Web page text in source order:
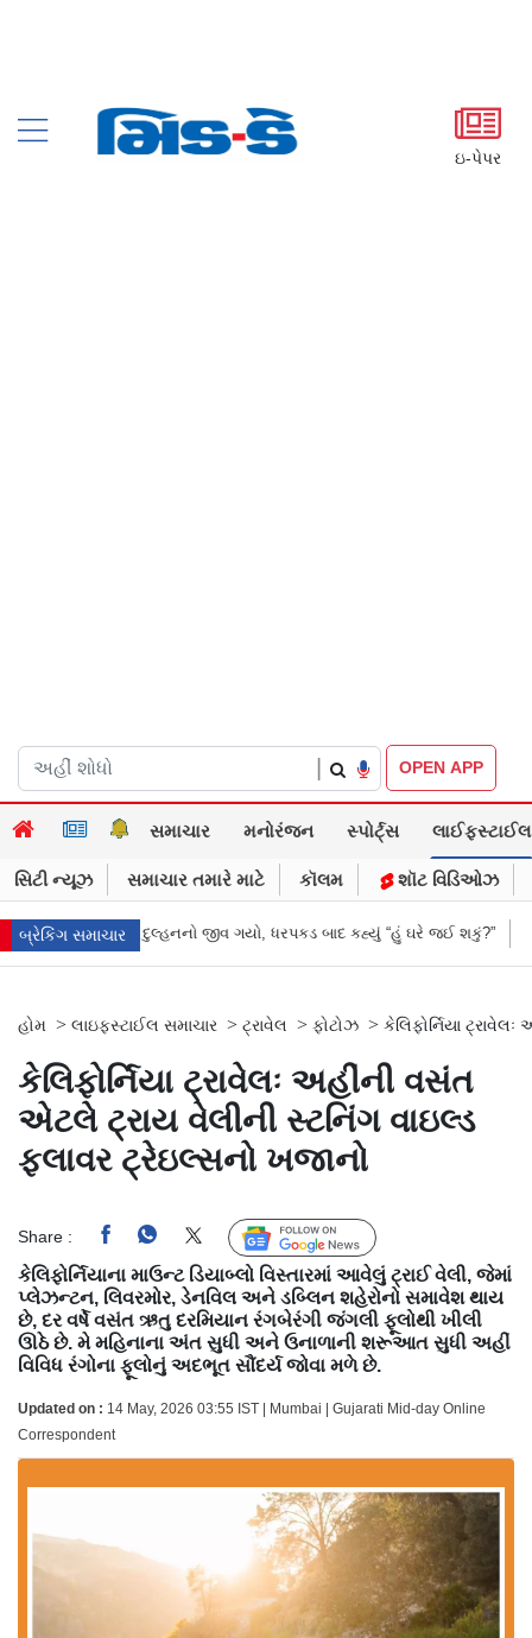
ઇ-પેપર
OPEN APP
સમાચાર મનોરંજન સ્પોર્ટ્સ લાઈફસ્ટાઈલ
સિટી ન્યૂઝ સમાચાર તમારે માટે કૉલમ શૉટ વિડિઓઝ
બ્રેકિંગ સમાચાર
ગયો, ધરપકડ બાદ કહ્યું “હું ઘરે જઈ શકું?” ‘હું બાબા બાગેશ્વર નથી...’: IIT
હોમ > લાઇફસ્ટાઈલ સમાચાર > ટ્રાવેલ > ફોટોઝ > કેલિફોર્નિયા
કેલિફોર્નિયા ટ્રાવેલઃ અહીંની વસંત
એટલે ટ્રાય વેલીની સ્ટનિંગ વાઇલ્ડ
ફ્લાવર ટ્રેઇલ્સનો ખજાનો
Share : Follow Us
કેલિફોર્નિયાના માઉન્ટ ડિયાબ્લો વિસ્તારમાં આવેલું ટ્રાઈ વેલી, જેમાં
પ્લેઝન્ટન, લિવરમોર, ડેનવિલ અને ડબ્લિન શહેરોનો સમાવેશ થાય
છે, દર વર્ષે વસંત ઋતુ દરમિયાન રંગબેરંગી જંગલી ફૂલોથી ખીલી
ઊઠે છે. મે મહિનાના અંત સુધી અને ઉનાળાની શરૂઆત સુધી અહીં
વિવિધ રંગોના ફૂલોનું અદભૂત સૌંદર્ય જોવા મળે છે.
Updated on : 14 May, 2026 03:55 IST | Mumbai | Gujarati Mid-day Online
Correspondent